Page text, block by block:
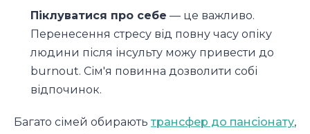
Піклуватися про себе — це важливо.
Перенесення стресу від повну часу опіку
людини після інсульту можу привести до
burnout. Сім'я повинна дозволити собі
відпочинок.
Багато сімей обирають трансфер до пансіонату,